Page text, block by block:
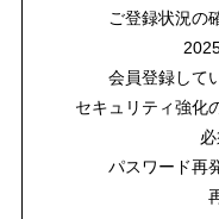
ご登録状況の
会員登録して
セキュリティ強化
パスワード再